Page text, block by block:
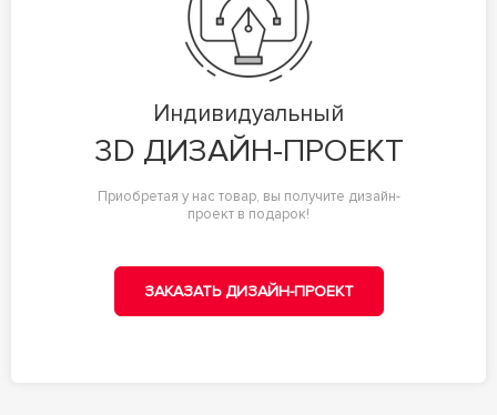
Индивидуальный
3D ДИЗАЙН-ПРОЕКТ
Приобретая у нас товар, вы получите дизайн-
проект в подарок!
ЗАКАЗАТЬ ДИЗАЙН-ПРОЕКТ